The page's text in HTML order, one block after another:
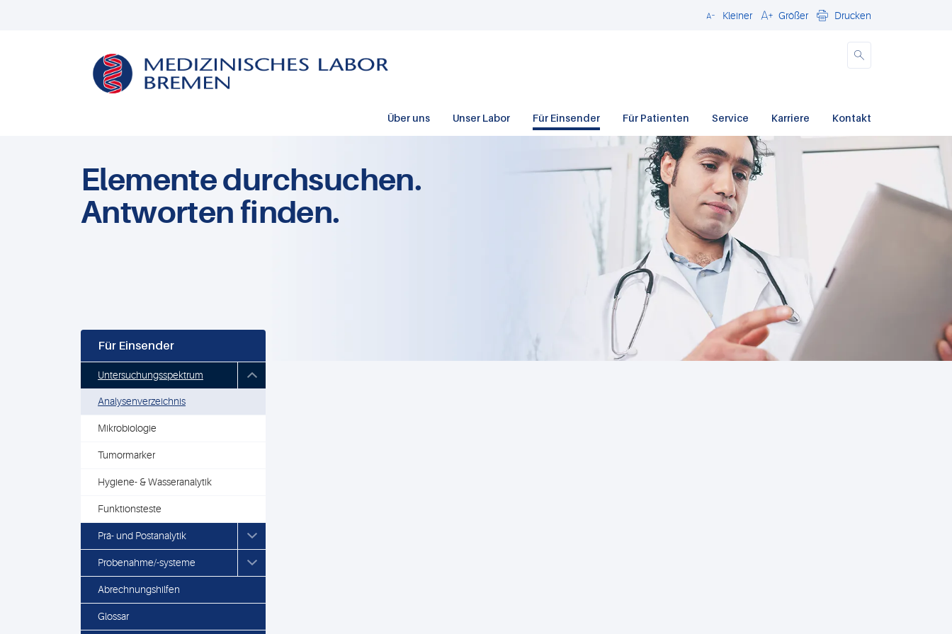
Schließen
Kleiner Größer Drucken
Über uns Unser Labor Für Einsender Für Patienten Service Karriere Kontakt
Elemente durchsuchen.
Antworten finden.
Für Einsender
Untersuchungsspektrum
Analysenverzeichnis
Mikrobiologie
Tumormarker
Hygiene- & Wasseranalytik
Funktionsteste
Prä- und Postanalytik
Probenahme/-systeme
Abrechnungshilfen
Glossar